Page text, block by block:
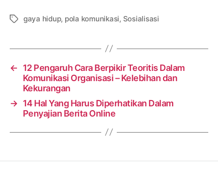
Tagsgaya hidup, pola komunikasi, Sosialisasi
←
12 Pengaruh Cara Berpikir Teoritis Dalam
Komunikasi Organisasi – Kelebihan dan
Kekurangan
→ 14 Hal Yang Harus Diperhatikan Dalam
Penyajian Berita Online